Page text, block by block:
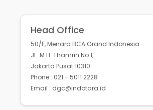
Head Office
50/F, Menara BCA Grand Indonesia
JL. M.H. Thamrin No.1,
Jakarta Pusat 10310
Phone : 021 - 5011 2228
Email : dgc@indotara.id